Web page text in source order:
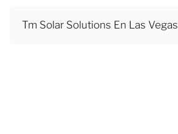
Tm Solar Solutions En Las Vegas